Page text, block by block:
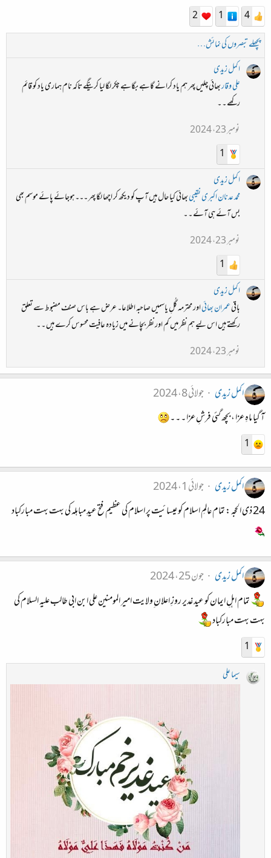
4
1
2
پچھلے تبصروں کی نمائش…
اکمل زیدی
علی وقاربھائی چلیں پھر ہم یاد کرانے گاہے بگاہے چکر لگا لیا کرینگے تاکہ نام ہماری یاد کو قائم
رکھے ۔ ۔
نومبر 23، 2024
1
اکمل زیدی
محمد عدنان اکبری نقیبیبھائی کیا حال ہیں آپ کو دیکھ کر اچھا لگا پھر ۔۔۔ہوجائے پائے موسم بھی
بس آئے ہی آئے ۔ ۔
نومبر 23، 2024
1
اکمل زیدی
باقیعمران بھائیاور محترمہ گُلِ یاسمیں صاحبہ اطلاعا۔ عرض ہے باس صنف مضبوط سے تعلق
رکھتے ہیں اس لیے ہم نظر میں کم اور نظر بچانے میں زیادہ عافیت محسوس کرے ہیں ۔ ۔
نومبر 23، 2024
اکمل زیدی
جولائی 8، 2024
آ گیا ماہِ عزا ، بچھ گئی فرشِ عزا ۔ ۔ ۔
1
اکمل زیدی
جولائی 1، 2024
24 ذی الحجہ : تمام عالمِ اسلام کو عیسائیت پر اسلام کی عظیم فتح عیدِ مباہلہ کی بہت بہت مبارکباد
اکمل زیدی
جون 25، 2024
تمام اہلِ ایمان کو عید غدیر روزِ اعلان ِولایت امیر المومنین علی ابن ابی طالب علیہ السلام کی
بہت بہت مبارکباد
1
سیما علی